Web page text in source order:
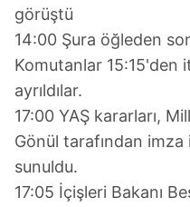
Çerezlere ilişkin
vasıtasıyla
için Ayarlar butonuna
6698 sayılı Kişisel
hazırlanmış Aydınlatma
ilgili mevzuata uygun
almak için lütfentıklayınız.
görüştü
14:00 Şura öğleden
Komutanlar 15:15'den
ayrıldılar.
17:00 YAŞ kararları,
Gönül tarafından
sunuldu.
17:05 İçişleri Bakanı